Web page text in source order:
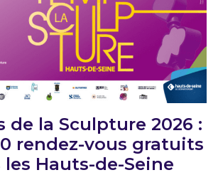
de la Sculpture 2026 :
rendez-vous gratuits
Hauts-de-Seine